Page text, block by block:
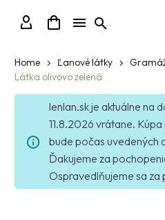
Home Ľanové látky
Látka olivovo zelená
lenlan.sk je aktuálne na
11.8.2026 vrátane.
bude počas uvedených
Ďakujeme za
Ospravedlňujeme sa